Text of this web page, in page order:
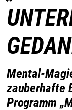
Mental-
zauberhafte
Programm